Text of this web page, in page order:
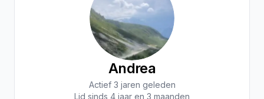
Andrea
Actief 3 jaren geleden
Lid sinds 4 jaar en 3 maanden